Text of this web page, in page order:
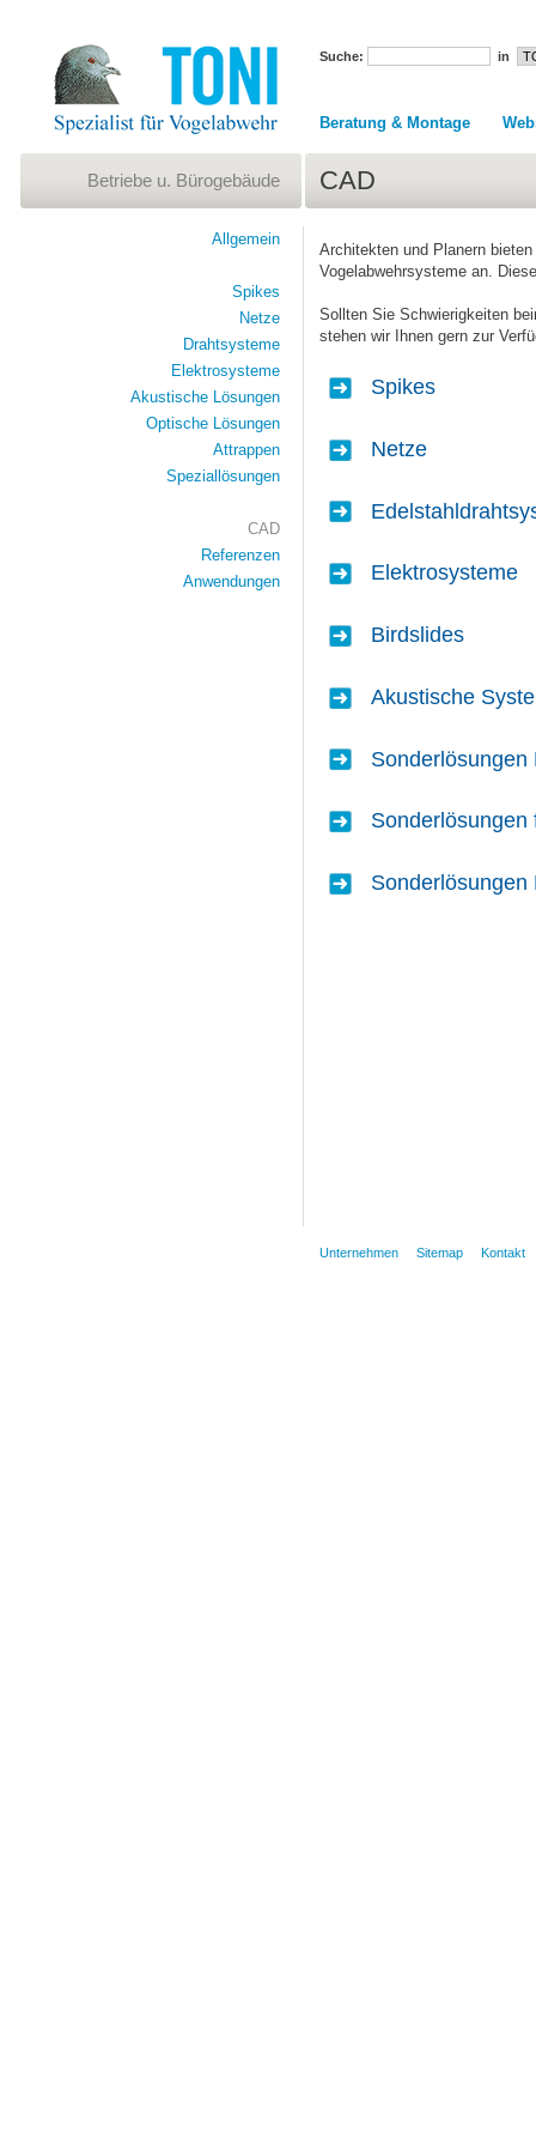
Suche: in
Beratung & Montage
CAD
Architekten und Planern
Vogelabwehrsysteme an.
Sollten Sie Schwierigkeiten
stehen wir Ihnen gern zur
Spikes
Netze
Elektrosysteme
Birdslides
Akustische
Sonderlösungen
Sonderlösungen
Sonderlösungen
Betriebe u. Bürogebäude
Allgemein
Spikes
Netze
Drahtsysteme
Elektrosysteme
Akustische Lösungen
Optische Lösungen
Attrappen
Speziallösungen
CAD
Referenzen
Anwendungen
Unternehmen Sitemap Kontakt